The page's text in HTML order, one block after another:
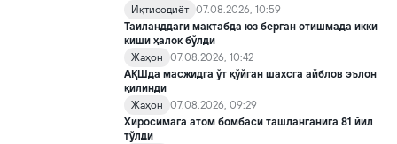
хавотирларни ҳам кучайтирмоқда.
Иқтисодиёт 07.08.2026, 10:59
Таиланддаги мактабда юз берган отишмада икки
киши ҳалок бўлди
Жаҳон
07.08.2026, 10:42
АҚШда масжидга ўт қўйган шахсга айблов эълон
қилинди
Жаҳон
07.08.2026, 09:29
Хиросимага атом бомбаси ташланганига 81 йил
тўлди